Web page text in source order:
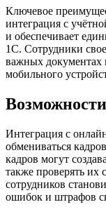
Ключевое
интеграция с
и обеспечивает
1С. Сотрудники
важных документах
мобильного
Интеграция с
обмениваться
кадров могут
также проверять их
сотрудников
ошибок и штрафов